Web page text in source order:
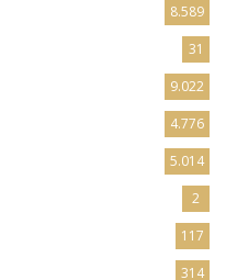
8.589
31
9.022
4.776
5.014
2
117
314